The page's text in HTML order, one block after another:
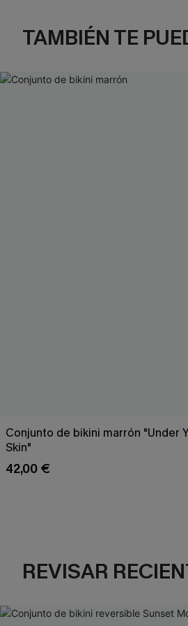
TAMBIÉN TE
Conjunto de bikini marrón "Under
Skin"
42,00 €
REVISAR